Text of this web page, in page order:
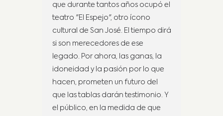
que durante tantos años ocupó el
teatro "El Espejo", otro ícono
cultural de San José. El tiempo dirá
si son merecedores de ese
legado. Por ahora, las ganas, la
idoneidad y la pasión por lo que
hacen, prometen un futuro del
que las tablas darán testimonio. Y
el público, en la medida de que